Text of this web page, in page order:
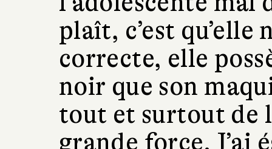
plaît, c’est qu’elle
correcte, elle
noir que son
tout et surtout de
grande force. J’ai